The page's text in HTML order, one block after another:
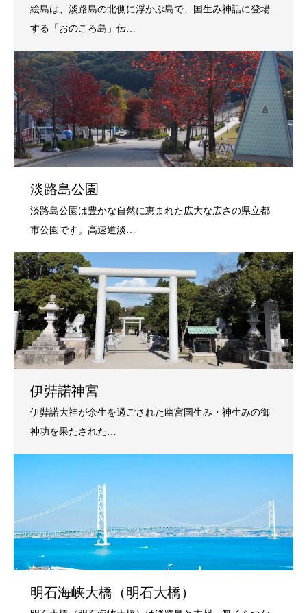
淡路島公園
伊弉諾神宮
明石海峡大橋（明石大橋）